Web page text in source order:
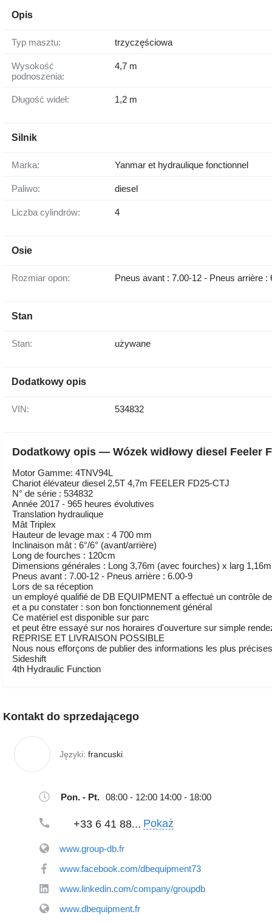
Opis
Typ masztu: trzyczęściowa
Wysokość
podnoszenia:
4,7 m
Długość wideł: 1,2 m
Silnik
Marka: Yanmar et hydraulique fonctionnel
Paliwo: diesel
Liczba cylindrów: 4
Osie
Rozmiar opon: Pneus avant : 7.00-12 - Pneus arrière :
Stan
Stan: używane
Dodatkowy opis
VIN: 534832
Dodatkowy opis — Wózek widłowy diesel Feeler
Motor Gamme: 4TNV94L
Chariot élévateur diesel 2,5T 4,7m FEELER FD25-CTJ
N° de série : 534832
Année 2017 - 965 heures évolutives
Translation hydraulique
Mât Triplex
Hauteur de levage max : 4 700 mm
Inclinaison mât : 6°/6° (avant/arrière)
Long de fourches : 120cm
Dimensions générales : Long 3,76m (avec fourches) x larg
Pneus avant : 7.00-12 - Pneus arrière : 6.00-9
Lors de sa réception
un employé qualifié de DB EQUIPMENT a effectué un contrôle
et a pu constater : son bon fonctionnement général
Ce matériel est disponible sur parc
et peut être essayé sur nos horaires d'ouverture sur simple
REPRISE ET LIVRAISON POSSIBLE
Nous nous efforçons de publier des informations les plus
Sideshift
4th Hydraulic Function
Kontakt do sprzedającego
Języki: francuski
Pon. - Pt. 08:00 - 12:00 14:00 - 18:00
+33 6 41 88... Pokaż
www.group-db.fr
www.facebook.com/dbequipment73
www.linkedin.com/company/groupdb
www.dbequipment.fr